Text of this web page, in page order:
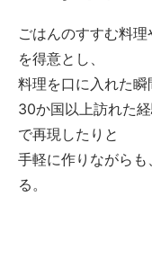
ごはんのすすむ料
を得意とし、
料理を口に入れた瞬
30か国以上訪れた
で再現したりと
手軽に作りながら
る。